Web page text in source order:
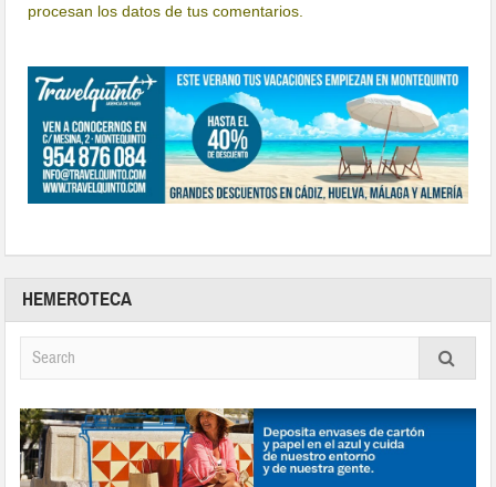
procesan los datos de tus comentarios.
HEMEROTECA